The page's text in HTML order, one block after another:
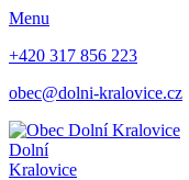
Menu
+420 317 856 223
obec@dolni-kralovice.cz
Dolní
Kralovice